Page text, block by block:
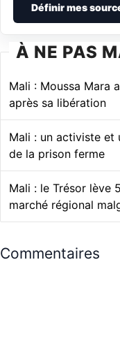
Définir mes
À NE PAS
Mali : Moussa Mara
après sa libération
Mali : un activiste et
de la prison ferme
Mali : le Trésor lève
marché régional
Commentaires